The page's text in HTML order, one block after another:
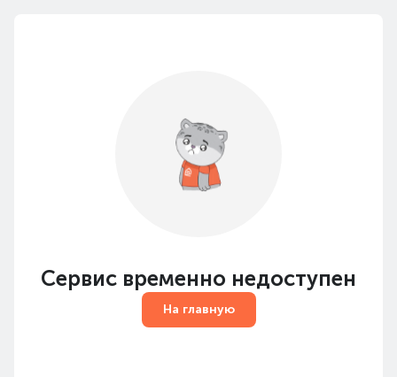
Сервис временно недоступен
На главную